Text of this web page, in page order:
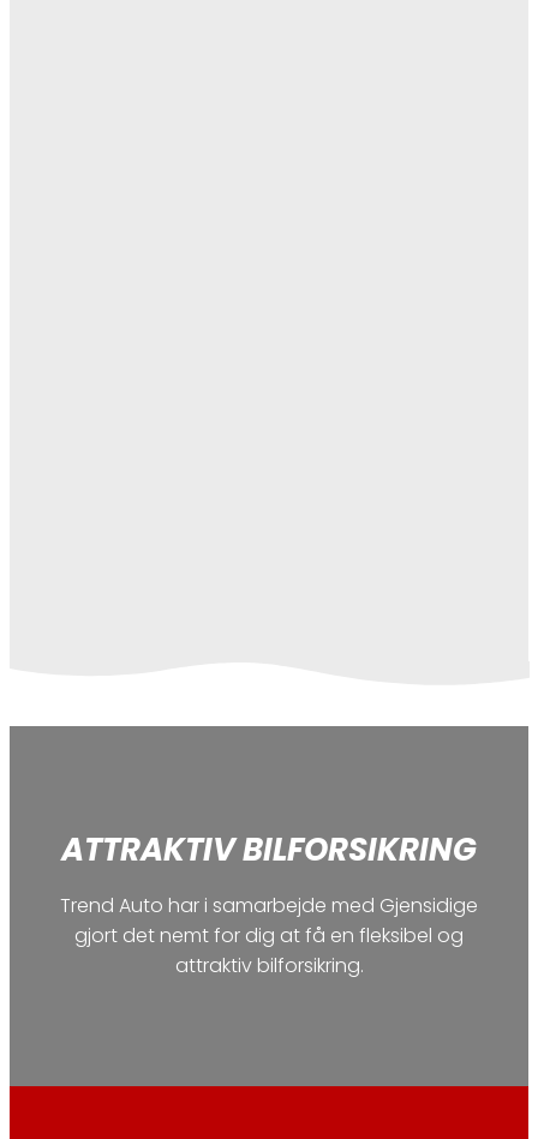
ATTRAKTIV BILFORSIKRING
Trend Auto har i samarbejde med Gjensidige
gjort det nemt for dig at få en fleksibel og
attraktiv bilforsikring.